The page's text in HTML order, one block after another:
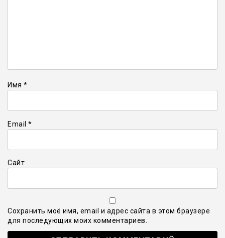
Имя *
Email *
Сайт
Сохранить моё имя, email и адрес сайта в этом браузере
для последующих моих комментариев.